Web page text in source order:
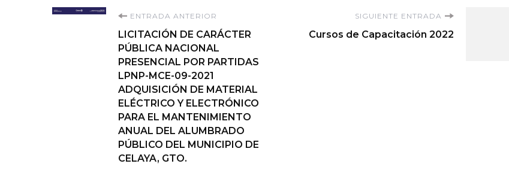
Navegación
entradas
ENTRADA ANTERIOR
LICITACIÓN DE CARÁCTER
PÚBLICA NACIONAL
PRESENCIAL POR PARTIDAS
LPNP-MCE-09-2021
ADQUISICIÓN DE MATERIAL
ELÉCTRICO Y ELECTRÓNICO
PARA EL MANTENIMIENTO
ANUAL DEL ALUMBRADO
PÚBLICO DEL MUNICIPIO DE
CELAYA, GTO.
SIGUIENTE ENTRADA
Cursos de Capacitación 2022